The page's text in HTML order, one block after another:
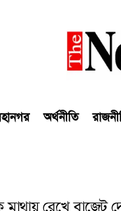
অর্থনীতি